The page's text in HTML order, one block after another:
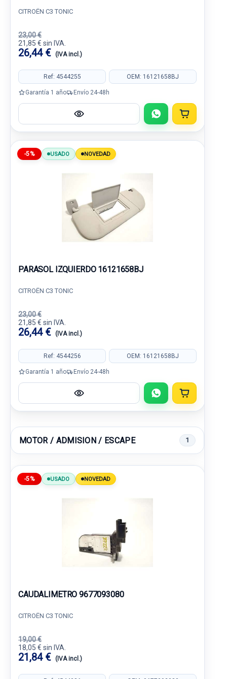
CITROËN C3 TONIC
23,00 €
21,85 € sin IVA.
26,44 € (IVA incl.)
Ref: 4544255 OEM: 16121658BJ
Garantía 1 año Envío 24-48h
-5% USADO NOVEDAD
PARASOL IZQUIERDO 16121658BJ
CITROËN C3 TONIC
23,00 €
21,85 € sin IVA.
26,44 € (IVA incl.)
Ref: 4544256 OEM: 16121658BJ
Garantía 1 año Envío 24-48h
MOTOR / ADMISION / ESCAPE 1
-5% USADO NOVEDAD
CAUDALIMETRO 9677093080
CITROËN C3 TONIC
19,00 €
18,05 € sin IVA.
21,84 € (IVA incl.)